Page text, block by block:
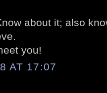
about it; also
you!
AT 17:07